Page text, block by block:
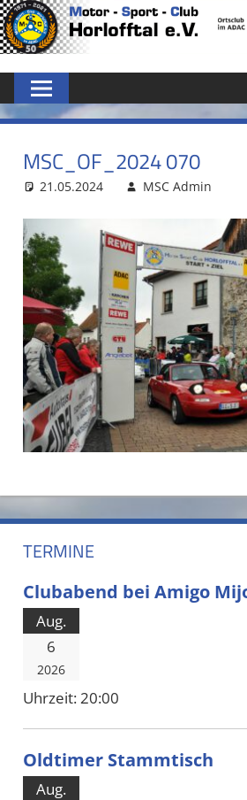
Zum
Inhalt
MSC
E.V.
MSC_OF_2024 070
21.05.2024 MSC Admin
TERMINE
Clubabend bei Amigo
Aug.
6
2026
Uhrzeit: 20:00
Oldtimer Stammtisch
Aug.